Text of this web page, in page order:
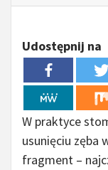
Udostępnij na
W praktyce
usunięciu zęba
fragment –